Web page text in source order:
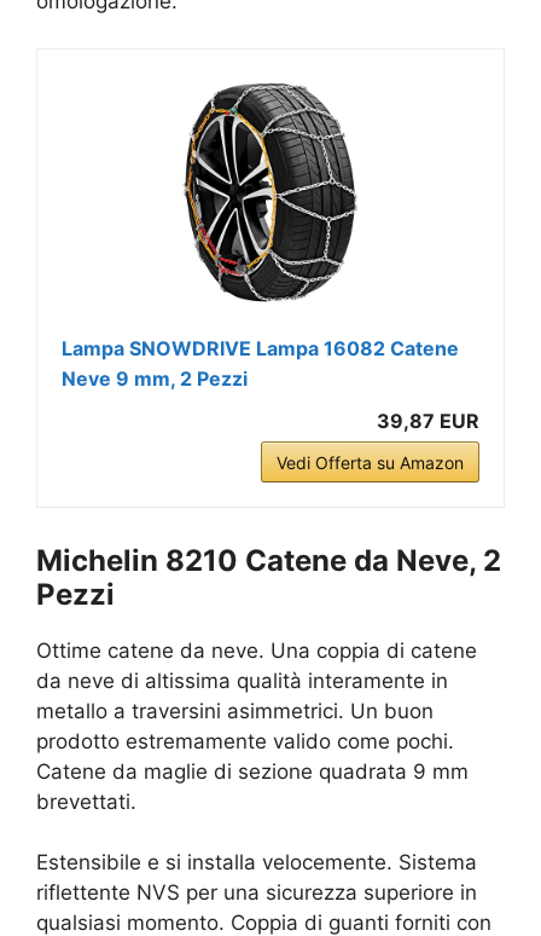
Lampa SNOWDRIVE Lampa 16082 Catene
Neve 9 mm, 2 Pezzi
39,87 EUR
Vedi Offerta su Amazon
Michelin 8210 Catene da Neve, 2
Pezzi
Ottime catene da neve. Una coppia di catene
da neve di altissima qualità interamente in
metallo a traversini asimmetrici. Un buon
prodotto estremamente valido come pochi.
Catene da maglie di sezione quadrata 9 mm
brevettati.
Estensibile e si installa velocemente. Sistema
riflettente NVS per una sicurezza superiore in
qualsiasi momento. Coppia di guanti forniti con